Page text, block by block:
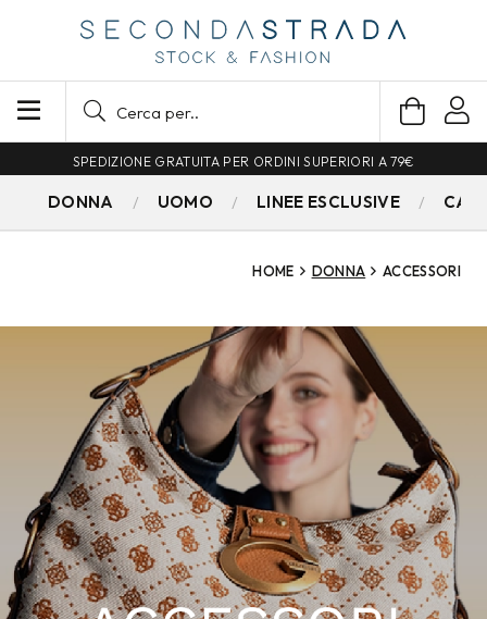
SPEDIZIONE GRATUITA PER ORDINI SUPERIORI A 79€
DONNA UOMO LINEE ESCLUSIVE
HOME DONNA ACCESSORI